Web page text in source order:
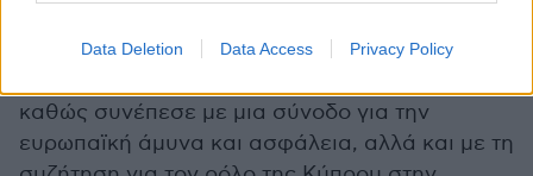
Data Deletion Data Access Privacy Policy
προσέγγιση.
καθώς συνέπεσε με μια σύνοδο για την
ευρωπαϊκή άμυνα και ασφάλεια, αλλά και με τη